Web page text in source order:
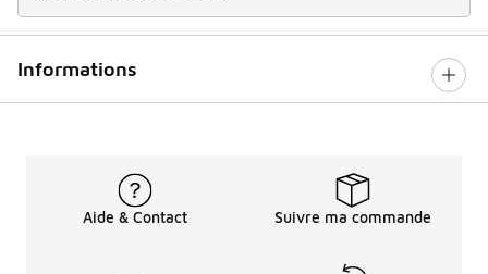
Informations
Aide & Contact Suivre ma commande